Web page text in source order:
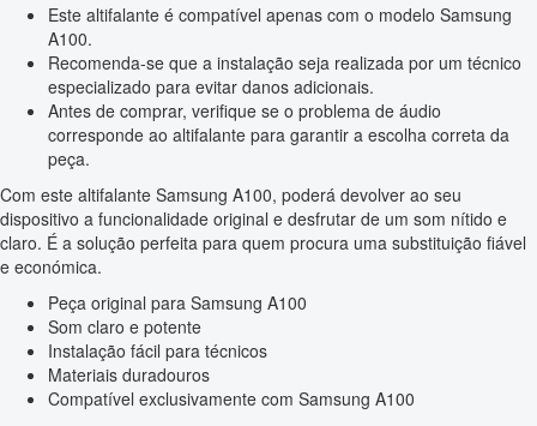
Este altifalante é compatível apenas com o modelo Samsung
A100.
Recomenda-se que a instalação seja realizada por um técnico
especializado para evitar danos adicionais.
Antes de comprar, verifique se o problema de áudio
corresponde ao altifalante para garantir a escolha correta da
peça.
Com este altifalante Samsung A100, poderá devolver ao seu
dispositivo a funcionalidade original e desfrutar de um som nítido e
claro. É a solução perfeita para quem procura uma substituição fiável
e económica.
Peça original para Samsung A100
Som claro e potente
Instalação fácil para técnicos
Materiais duradouros
Compatível exclusivamente com Samsung A100